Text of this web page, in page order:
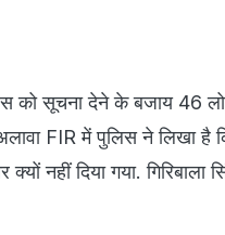
को सूचना देने के बजाय 46
FIR में पुलिस ने लिखा है
क्यों नहीं दिया गया.